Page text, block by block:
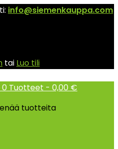
info@siemenkauppa.com
tai Luo tili
0 Tuotteet - 0,00 €
tuotteita